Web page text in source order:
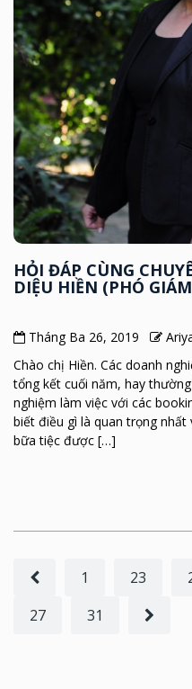
HỎI ĐÁP CÙNG
DIỆU HIỀN (PHÓ
Tháng Ba 26, 2019
Chào chị Hiền. Các doanh
tổng kết cuối năm, hay
nghiệm làm việc với các
biết điều gì là quan trọng
bữa tiệc được […]
1 23
27
31